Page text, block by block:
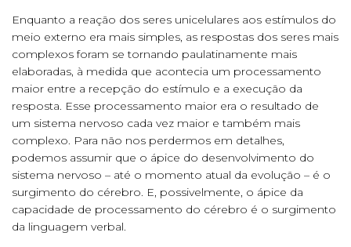
Enquanto a reação dos seres unicelulares aos estímulos do
meio externo era mais simples, as respostas dos seres mais
complexos foram se tornando paulatinamente mais
elaboradas, à medida que acontecia um processamento
maior entre a recepção do estímulo e a execução da
resposta. Esse processamento maior era o resultado de
um sistema nervoso cada vez maior e também mais
complexo. Para não nos perdermos em detalhes,
podemos assumir que o ápice do desenvolvimento do
sistema nervoso – até o momento atual da evolução – é o
surgimento do cérebro. E, possivelmente, o ápice da
capacidade de processamento do cérebro é o surgimento
da linguagem verbal.